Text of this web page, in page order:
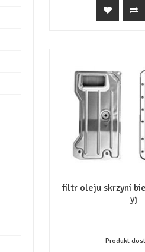
filtr oleju skrzyni
yj
Produkt